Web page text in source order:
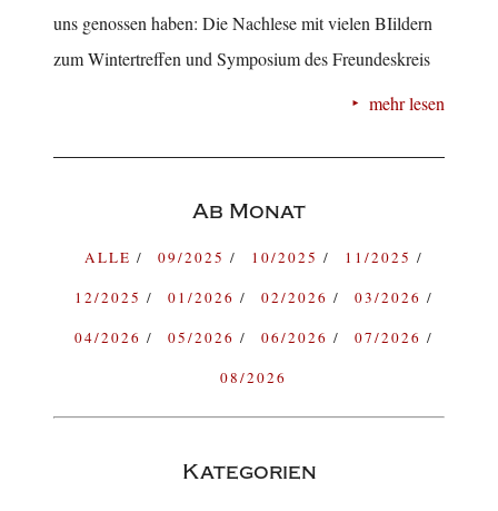
uns genossen haben: Die Nachlese mit vielen BIildern
zum Wintertreffen und Symposium des Freundeskreis
mehr lesen
Ab Monat
ALLE 09/2025 10/2025
11/2025
12/2025
01/2026 02/2026
03/2026
04/2026
05/2026 06/2026
07/2026
08/2026
Kategorien